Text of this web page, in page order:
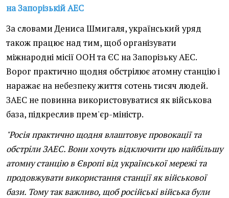
на Запорізькій АЕС
За словами Дениса Шмигаля, український уряд
також працює над тим, щоб організувати
міжнародні місії ООН та ЄС на Запорізьку АЕС.
Ворог практично щодня обстрілює атомну станцію і
наражає на небезпеку життя сотень тисяч людей.
ЗАЕС не повинна використовуватися як військова
база, підкреслив прем'єр-міністр.
"Росія практично щодня влаштовує провокації та
обстріли ЗАЕС. Вони хочуть відключити цю найбільшу
атомну станцію в Європі від української мережі та
продовжувати використання станції як військової
бази. Тому так важливо, щоб російські війська були